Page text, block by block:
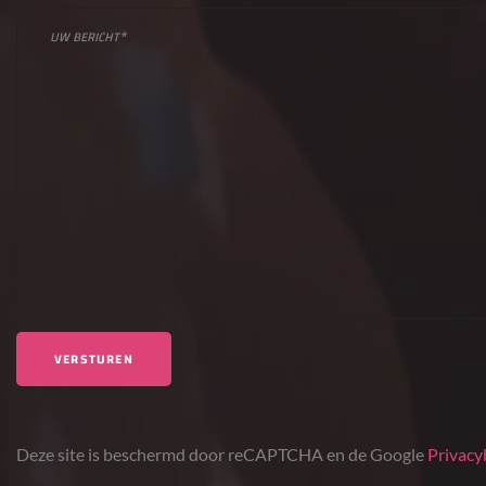
Deze site is beschermd door reCAPTCHA en de Google